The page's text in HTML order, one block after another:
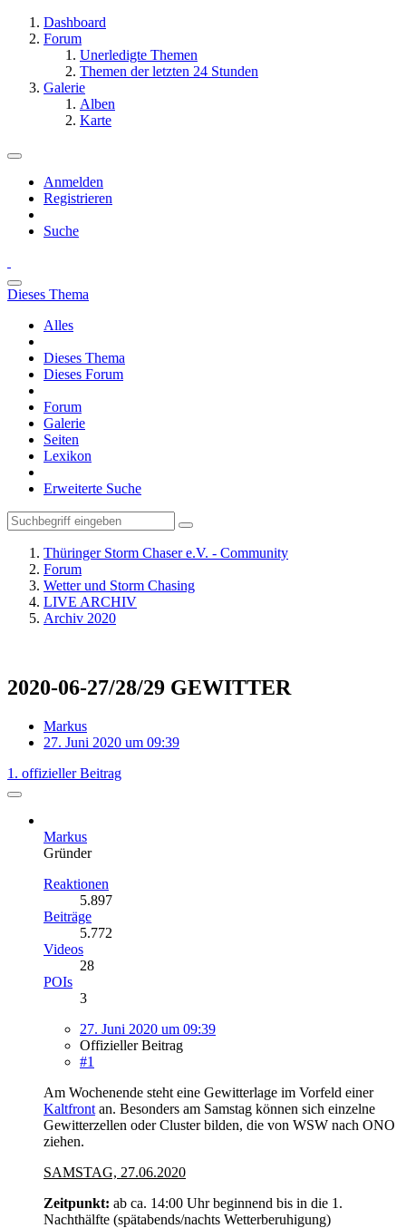
Dashboard
Forum
Unerledigte Themen
Themen der letzten 24 Stunden
Galerie
Alben
Karte
Anmelden
Registrieren
Suche
Dieses Thema
Alles
Dieses Thema
Dieses Forum
Forum
Galerie
Seiten
Lexikon
Erweiterte Suche
Thüringer Storm Chaser e.V. - Community
Forum
Wetter und Storm Chasing
LIVE ARCHIV
Archiv 2020
2020-06-27/28/29 GEWITTER
Markus
27. Juni 2020 um 09:39
1. offizieller Beitrag
Markus
Gründer
Reaktionen
5.897
Beiträge
5.772
Videos
28
POIs
3
27. Juni 2020 um 09:39
Offizieller Beitrag
#1
Am Wochenende steht eine Gewitterlage im Vorfeld einer
Kaltfront an. Besonders am Samstag können sich einzelne
Gewitterzellen oder Cluster bilden, die von WSW nach ONO
ziehen.
SAMSTAG, 27.06.2020
Zeitpunkt: ab ca. 14:00 Uhr beginnend bis in die 1.
Nachthälfte (spätabends/nachts Wetterberuhigung)